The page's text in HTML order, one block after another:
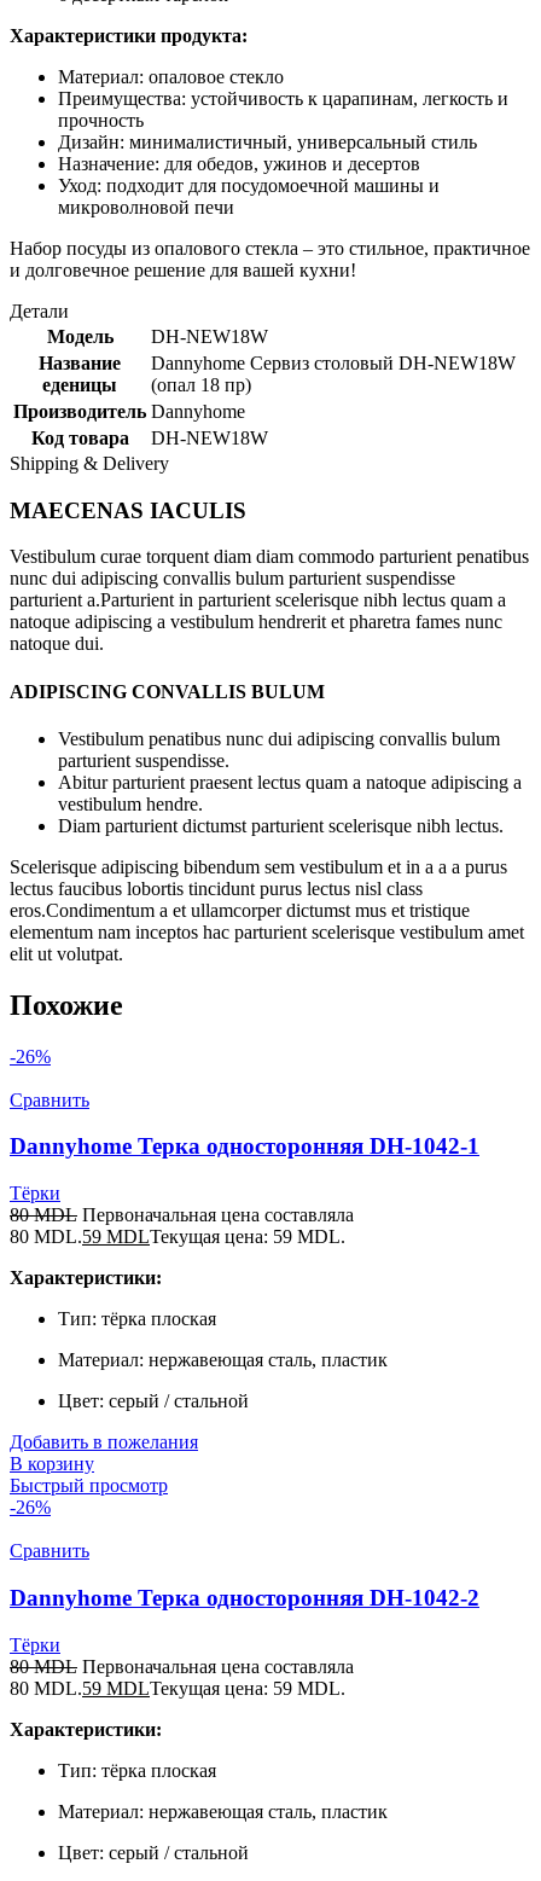
Характеристики продукта:
Материал: опаловое стекло
Преимущества: устойчивость к царапинам, легкость и
прочность
Дизайн: минималистичный, универсальный стиль
Назначение: для обедов, ужинов и десертов
Уход: подходит для посудомоечной машины и
микроволновой печи
Набор посуды из опалового стекла – это стильное, практичное
и долговечное решение для вашей кухни!
Детали
Модель
DH-NEW18W
Название
еденицы
Dannyhome Сервиз столовый DH-NEW18W
(опал 18 пр)
Производитель Dannyhome
Код товара
DH-NEW18W
Shipping & Delivery
MAECENAS IACULIS
Vestibulum curae torquent diam diam commodo parturient penatibus
nunc dui adipiscing convallis bulum parturient suspendisse
parturient a.Parturient in parturient scelerisque nibh lectus quam a
natoque adipiscing a vestibulum hendrerit et pharetra fames nunc
natoque dui.
ADIPISCING CONVALLIS BULUM
Vestibulum penatibus nunc dui adipiscing convallis bulum
parturient suspendisse.
Abitur parturient praesent lectus quam a natoque adipiscing a
vestibulum hendre.
Diam parturient dictumst parturient scelerisque nibh lectus.
Scelerisque adipiscing bibendum sem vestibulum et in a a a purus
lectus faucibus lobortis tincidunt purus lectus nisl class
eros.Condimentum a et ullamcorper dictumst mus et tristique
elementum nam inceptos hac parturient scelerisque vestibulum amet
elit ut volutpat.
Похожие
-26%
Сравнить
Dannyhome Терка односторонняя DH-1042-1
Тёрки
80MDL Первоначальная цена составляла
80 MDL.59 MDLТекущая цена: 59 MDL.
Характеристики:
Тип: тёрка плоская
Материал: нержавеющая сталь, пластик
Цвет: серый / стальной
Добавить в пожелания
В корзину
Быстрый просмотр
-26%
Сравнить
Dannyhome Терка односторонняя DH-1042-2
Тёрки
80MDL Первоначальная цена составляла
80 MDL.59 MDLТекущая цена: 59 MDL.
Характеристики:
Тип: тёрка плоская
Материал: нержавеющая сталь, пластик
Цвет: серый / стальной